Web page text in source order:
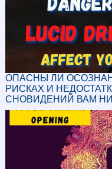
ОПАСНЫ ЛИ
РИСКАХ И
СНОВИДЕНИЙ ВАМ